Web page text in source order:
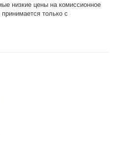
низкие цены на комиссионное
только с